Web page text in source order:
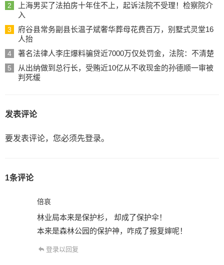
2
上海男买了法拍房十年住不上，起诉法院不受理！检察院介
入
3
府谷县常务副县长温子斌奢华葬母花费百万，别墅式灵堂16
人抬
4 著名法律人李庄爆料骗贷近7000万仅处罚金，法院：不清楚
5
从出纳做到总行长，受贿近10亿从不收现金的孙德顺一审被
判死缓
发表评论
要发表评论，您必须先登录。
1条评论
倍哀
林业局本来是保护杉， 却成了保护伞！
本来是森林公园的保护神，咋成了报复婶呢！
登录以回复